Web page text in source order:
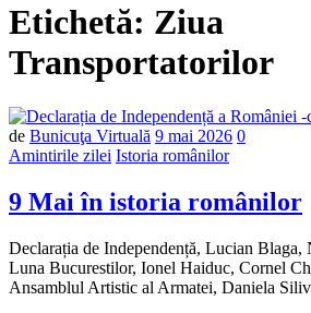
Etichetă: Ziua
Transportatorilor
de Bunicuţa Virtuală 9 mai 2026 Număr
0
Amintirile zilei Istoria românilor
9 Mai în istoria românilor
Declarația de Independență, Lucian
Luna Bucurestilor, Ionel Haiduc, Cornel
Ansamblul Artistic al Armatei, Daniela